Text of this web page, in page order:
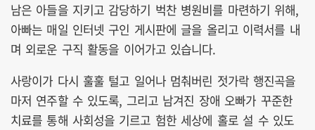
남은 아들을 지키고 감당하기 벅찬 병원비를 마련하기 위해,
아빠는 매일 인터넷 구인 게시판에 글을 올리고 이력서를 내
며 외로운 구직 활동을 이어가고 있습니다.
사랑이가 다시 훌훌 털고 일어나 멈춰버린 젓가락 행진곡을
마저 연주할 수 있도록, 그리고 남겨진 장애 오빠가 꾸준한
치료를 통해 사회성을 기르고 험한 세상에 홀로 설 수 있도